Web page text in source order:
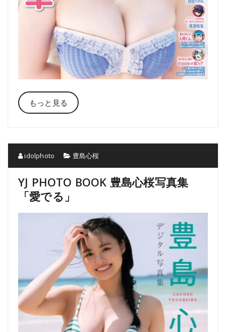
もっと見る
idolphoto 豊島心桜
YJ PHOTO BOOK 豊島心桜写真集
「愛でる」